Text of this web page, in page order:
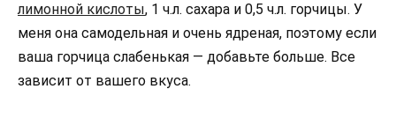
лимонной кислоты, 1 ч.л. сахара и 0,5 ч.л. горчицы. У
меня она самодельная и очень ядреная, поэтому если
ваша горчица слабенькая — добавьте больше. Все
зависит от вашего вкуса.